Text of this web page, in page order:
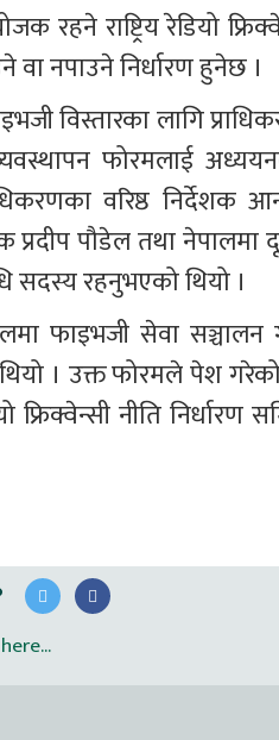
रहने राष्ट्रिय रेडियो
वा नपाउने निर्धारण हुनेछ ।
विस्तारका लागि
व्यवस्थापन फोरमलाई
वरिष्ठ निर्देशक
पौडेल तथा नेपालमा
सदस्य रहनुभएको थियो ।
फाइभजी सेवा सञ्चालन
। उक्त फोरमले पेश
फ्रिक्वेन्सी नीति